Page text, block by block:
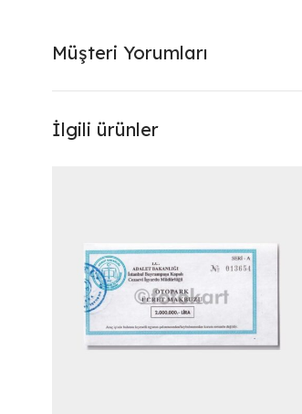
Müşteri Yorumları
İlgili ürünler